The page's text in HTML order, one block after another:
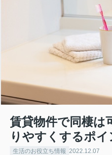
賃貸物件で同棲は
りやすくするポイ
生活のお役立ち情報 2022.12.07